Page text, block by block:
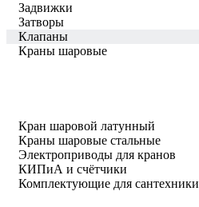
Задвижки
Затворы
Клапаны
Краны шаровые
Кран шаровой латунный
Краны шаровые стальные
Электроприводы для кранов
КИПиА и счётчики
Комплектующие для сантехники